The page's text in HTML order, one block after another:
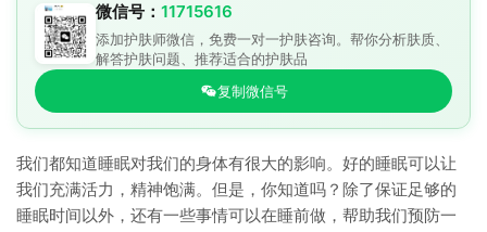
微信号： 11715616
添加护肤师微信，免费一对一护肤咨询。帮你分析肤质、
解答护肤问题、推荐适合的护肤品
复制微信号
我们都知道睡眠对我们的身体有很大的影响。好的睡眠可以让
我们充满活力，精神饱满。但是，你知道吗？除了保证足够的
睡眠时间以外，还有一些事情可以在睡前做，帮助我们预防一